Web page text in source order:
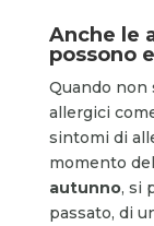
Anche le
possono
Quando non
allergici
sintomi di
momento
autunno, si
passato, di